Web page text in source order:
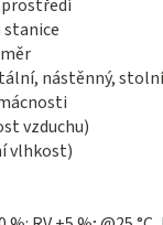
nástěnný, stolní
vzduchu)
vlhkost)